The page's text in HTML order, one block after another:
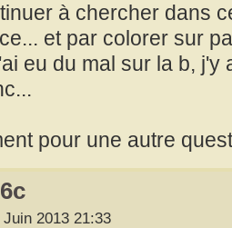
à chercher dans
et par colorer sur
eu du mal sur la b,
pour une autre
2013 21:33